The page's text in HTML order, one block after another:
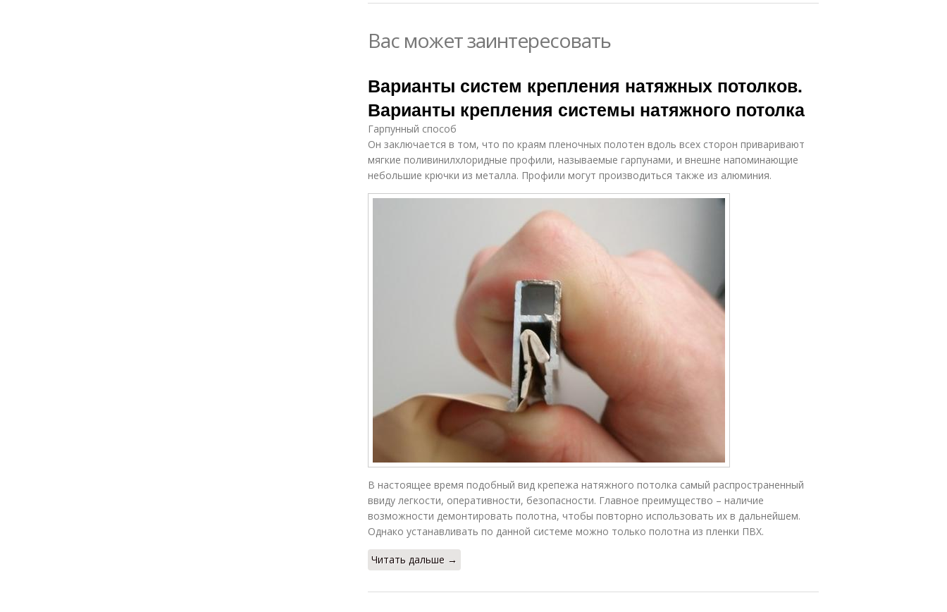
Вас может заинтересовать
Варианты систем крепления натяжных потолков.
Варианты крепления системы натяжного потолка
Гарпунный способ
Он заключается в том, что по краям пленочных полотен вдоль всех сторон приваривают
мягкие поливинилхлоридные профили, называемые гарпунами, и внешне напоминающие
небольшие крючки из металла. Профили могут производиться также из алюминия.
В настоящее время подобный вид крепежа натяжного потолка самый распространенный
ввиду легкости, оперативности, безопасности. Главное преимущество – наличие
возможности демонтировать полотна, чтобы повторно использовать их в дальнейшем.
Однако устанавливать по данной системе можно только полотна из пленки ПВХ.
Читать дальше →